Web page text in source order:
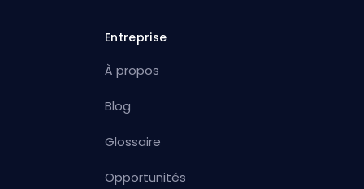
Entreprise
À propos
Blog
Glossaire
Opportunités